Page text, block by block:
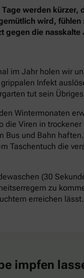
werden kürzer,
wird,
gegen die nasskalte
im Jahr holen wir
Infekt
tut sein
Wintermonaten
die Viren in
Bus und Bahn
Taschentuch die
(30
zu
erreichen lässt.
impfen